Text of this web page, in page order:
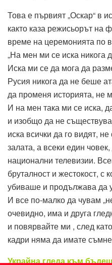
Това е първият „Оскар“ в
както каза режисьорът
време на церемонията по
„На мен ми се иска никога
Иска ми се да мога да
Русия никога да не беше
да променя историята, не
И на мен така ми се иска,
и изобщо да не
иска всички да го видят,
залата, а всеки един
национални телевизии.
бруталност и жестокост, с
убиваше и продължава да
И все по-малко да чувам
очевидно, има и друга
и повярвайте ми , след
кадри няма да имате
Украйна гледа към